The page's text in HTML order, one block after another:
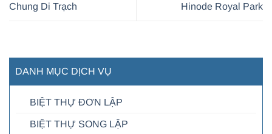
Chung Di Trạch
Hinode Royal Park
DANH MỤC DỊCH VỤ
BIỆT THỰ ĐƠN LẬP
BIỆT THỰ SONG LẬP